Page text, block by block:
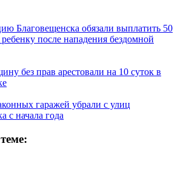
Благовещенска обязали выплатить 50
после нападения бездомной
без прав арестовали на 10 суток в
гаражей убрали с улиц
с начала года